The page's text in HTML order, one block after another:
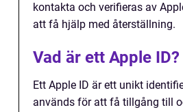
kontakta och verifieras av
att få hjälp med återställning.
Vad är ett Apple ID?
Ett Apple ID är ett unikt
används för att få tillgång till